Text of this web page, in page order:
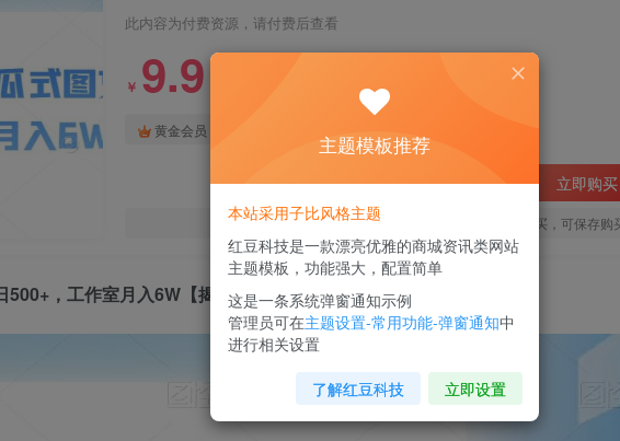
此内容为付费资源，请付费后查看
￥ 9.9
黄金会员
立即购买
您当前未登录！建议登陆后购买，可保存购
500+，工作室月入6W【揭秘】
主题模板推荐
本站采用子比风格主题
红豆科技是一款漂亮优雅的商城资讯类网站
主题模板，功能强大，配置简单
这是一条系统弹窗通知示例
管理员可在主题设置-常用功能-弹窗通知中
进行相关设置
了解红豆科技 立即设置